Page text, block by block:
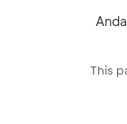
This